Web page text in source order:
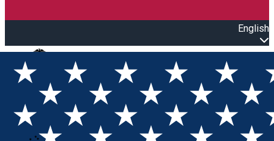
English
Open main menu